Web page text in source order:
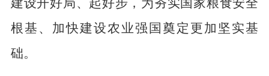
建设开好局、起好步，为夯实国家粮食安全
根基、加快建设农业强国奠定更加坚实基
础。